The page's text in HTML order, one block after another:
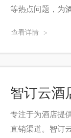
等热点问题，为
查看详情 >
智订云酒
专注于为酒店提
直销渠道。智订